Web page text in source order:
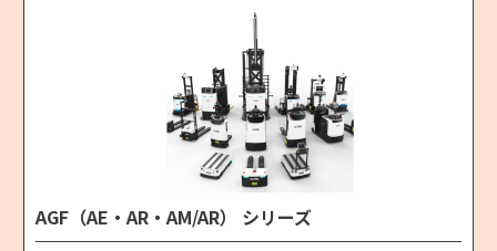
AGF（AE・AR・AM/AR） シリーズ